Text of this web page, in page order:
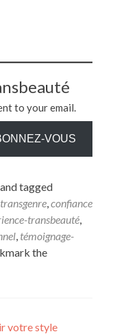
to your email.
VOUS
and tagged
confiance
transbeauté
témoignage-
the
votre style